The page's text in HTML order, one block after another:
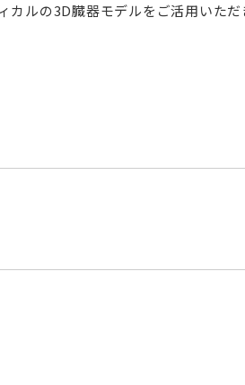
カルの3D臓器モデルをご活用いた